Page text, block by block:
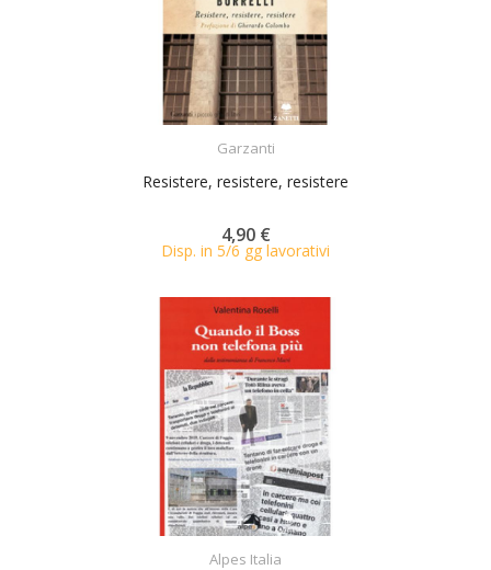
Garzanti
Resistere, resistere, resistere
4,90 €
Disp. in 5/6 gg lavorativi
Alpes Italia